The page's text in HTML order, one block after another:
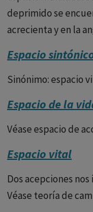
deprimido se
acrecienta y en la
Espacio
Sinónimo: espacio
Espacio de la
Véase espacio de
Espacio vital
Dos acepciones
Véase teoría de